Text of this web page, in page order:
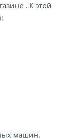
. К этой
машин.